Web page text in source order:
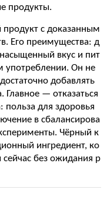
продукты.
с доказанным
Его преимущества: д
вкус и пит
употреблении. Он не
добавлять
— отказаться
для здоровья
в сбалансирова
Чёрный к
ингредиент, ко
без ожидания р